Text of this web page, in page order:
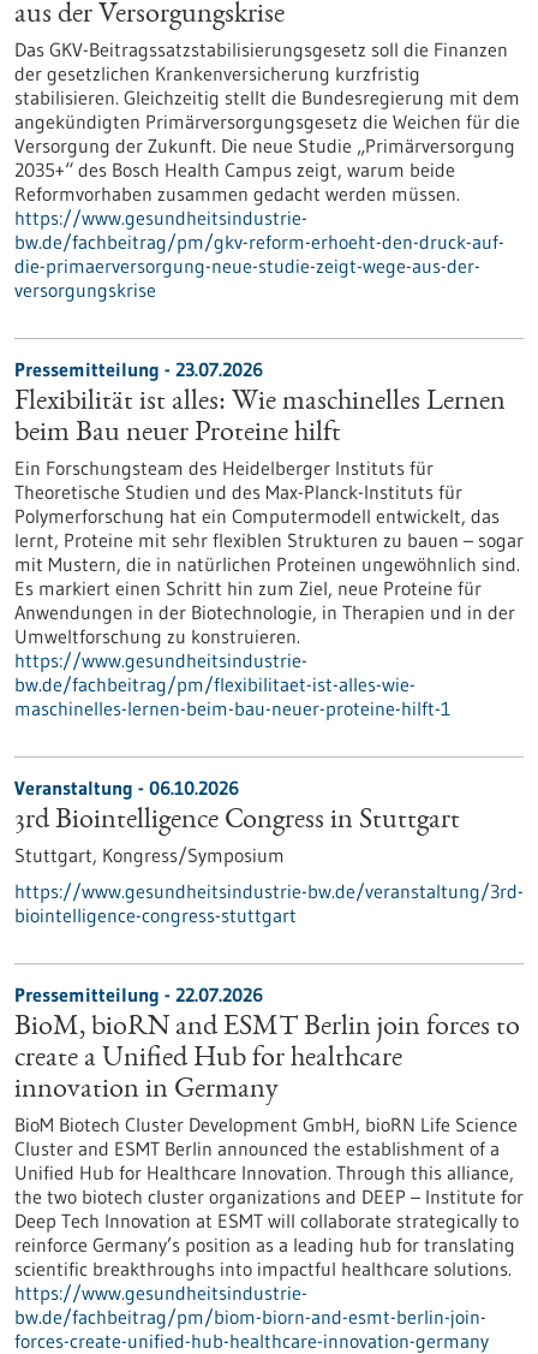
aus der Versorgungskrise
Das GKV-Beitragssatzstabilisierungsgesetz soll die Finanzen
der gesetzlichen Krankenversicherung kurzfristig
stabilisieren. Gleichzeitig stellt die Bundesregierung mit dem
angekündigten Primärversorgungsgesetz die Weichen für die
Versorgung der Zukunft. Die neue Studie „Primärversorgung
2035+“ des Bosch Health Campus zeigt, warum beide
Reformvorhaben zusammen gedacht werden müssen.
https://www.gesundheitsindustrie-
bw.de/fachbeitrag/pm/gkv-reform-erhoeht-den-druck-auf-
die-primaerversorgung-neue-studie-zeigt-wege-aus-der-
versorgungskrise
Pressemitteilung - 23.07.2026
Flexibilität ist alles: Wie maschinelles Lernen
beim Bau neuer Proteine hilft
Ein Forschungsteam des Heidelberger Instituts für
Theoretische Studien und des Max-Planck-Instituts für
Polymerforschung hat ein Computermodell entwickelt, das
lernt, Proteine mit sehr flexiblen Strukturen zu bauen – sogar
mit Mustern, die in natürlichen Proteinen ungewöhnlich sind.
Es markiert einen Schritt hin zum Ziel, neue Proteine für
Anwendungen in der Biotechnologie, in Therapien und in der
Umweltforschung zu konstruieren.
https://www.gesundheitsindustrie-
bw.de/fachbeitrag/pm/flexibilitaet-ist-alles-wie-
maschinelles-lernen-beim-bau-neuer-proteine-hilft-1
Veranstaltung - 06.10.2026
3rd Biointelligence Congress in Stuttgart
Stuttgart, Kongress/Symposium
https://www.gesundheitsindustrie-bw.de/veranstaltung/3rd-
biointelligence-congress-stuttgart
Pressemitteilung - 22.07.2026
BioM, bioRN and ESMT Berlin join forces to
create a Unified Hub for healthcare
innovation in Germany
BioM Biotech Cluster Development GmbH, bioRN Life Science
Cluster and ESMT Berlin announced the establishment of a
Unified Hub for Healthcare Innovation. Through this alliance,
the two biotech cluster organizations and DEEP – Institute for
Deep Tech Innovation at ESMT will collaborate strategically to
reinforce Germany’s position as a leading hub for translating
scientific breakthroughs into impactful healthcare solutions.
https://www.gesundheitsindustrie-
bw.de/fachbeitrag/pm/biom-biorn-and-esmt-berlin-join-
forces-create-unified-hub-healthcare-innovation-germany